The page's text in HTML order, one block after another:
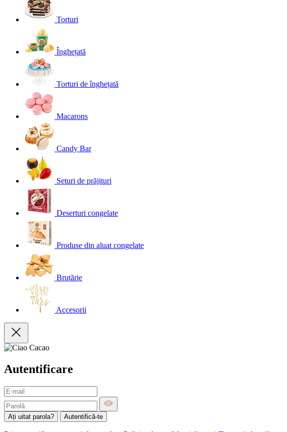
Torturi
Înghețată
Torturi de înghețată
Macarons
Candy Bar
Seturi de prăjituri
Deserturi congelate
Produse din aluat congelate
Brutărie
Accesorii
Autentificare
Ați uitat parola? Autentifică-te